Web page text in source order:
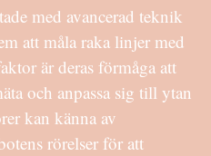
med avancerad teknik
att måla raka linjer med
är deras förmåga att
och anpassa sig till ytan
kan känna av
rörelser för att